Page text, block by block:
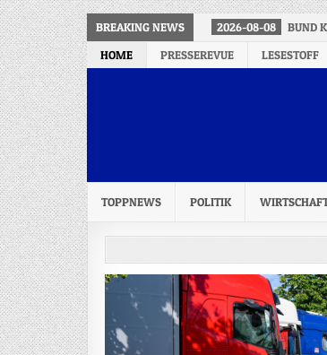
BREAKING NEWS 2026-08-08 BUND
HOME
PRESSEREVUE LESESTOFF
TOPPNEWS POLITIK